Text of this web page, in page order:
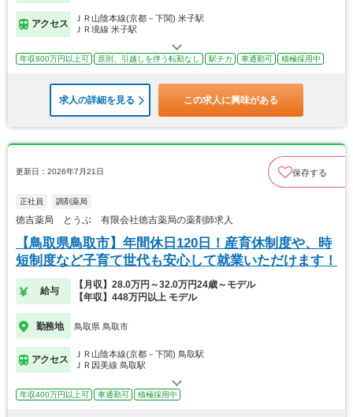
アクセス
ＪＲ山陰本線(京都－下関) 米子駅
ＪＲ境線 米子駅
年収800万円以上可 原則、引越しを伴う転勤なし 駅チカ 車通勤可 積極採用中
求人の詳細を見る この求人に興味がある
更新日：2026年7月21日 保存する
正社員 調剤薬局
徳吉薬局 とうぶ 有限会社徳吉薬局の薬剤師求人
【鳥取県鳥取市】年間休日120日！産育休制度や、時
短制度など子育て世代も安心して就業いただけます！
給与
【月収】28.0万円～32.0万円24歳～モデル
【年収】448万円以上 モデル
勤務地 鳥取県 鳥取市
アクセス
ＪＲ山陰本線(京都－下関) 鳥取駅
ＪＲ因美線 鳥取駅
年収400万円以上可 車通勤可 積極採用中